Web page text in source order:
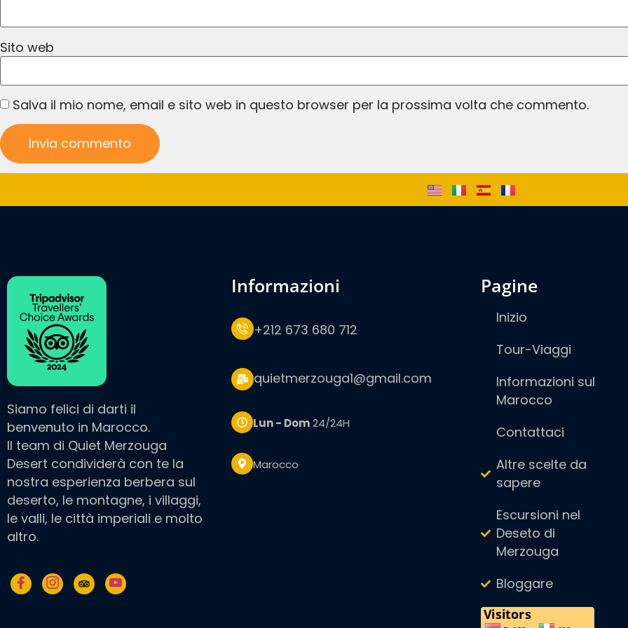
Sito web
Salva il mio nome, email e sito web in questo browser per la prossima volta che commento.
Siamo felici di darti il
benvenuto in Marocco.
Il team di Quiet Merzouga
Desert condividerà con te la
nostra esperienza berbera sul
deserto, le montagne, i villaggi,
le valli, le città imperiali e molto
altro.
informazioni
+212 673 680 712
quietmerzouga1@gmail.com
Lun - Dom24/24H
Marocco
pagine
Inizio
Tour-Viaggi
Informazioni sul
Marocco
Contattaci
Altre scelte da
sapere
Escursioni nel
Deseto di
Merzouga
Bloggare